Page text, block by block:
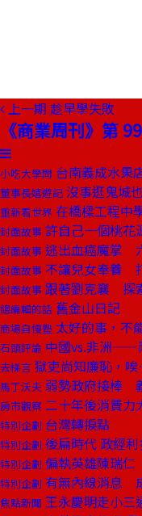
上一期 趁早學失敗
《商業周刊》第
小吃大學問 台南義成水果
董事長嬉遊記 沒事逛鬼城
重新看世界 在橋樑工程中
封面故事 許自己一個桃花
封面故事 逃出血癌魔掌
封面故事 不讓兒女奉養
封面故事 跟著劉克襄 探
總編輯的話 舊金山日記
商場自慢塾 太好的事，不
石頭評論 中國vs.非洲——
去梯言 獄吏尚知廉恥，
馬丁沃夫 弱勢政府接棒
房市觀察 二十年後消費
特別企劃 台灣轉捩點
特別企劃 後扁時代 政經利
特別企劃 偏執英雄陳瑞仁
特別企劃 有無內線消息
焦點新聞 王永慶明走小